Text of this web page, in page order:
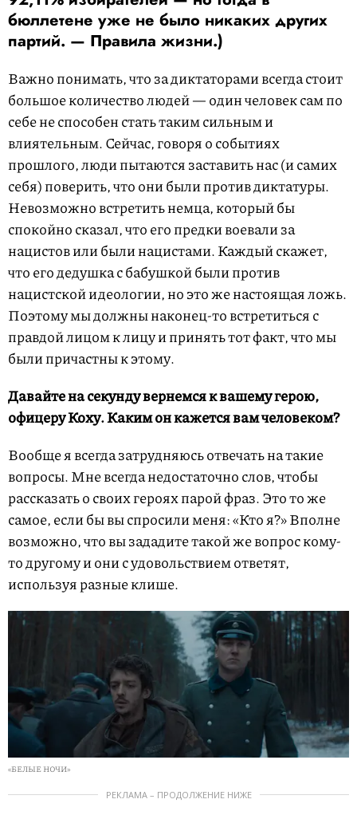
бюллетене уже не было никаких других
партий. — Правила жизни.)
Важно понимать, что за диктаторами всегда стоит
большое количество людей — один человек сам по
себе не способен стать таким сильным и
влиятельным. Сейчас, говоря о событиях
прошлого, люди пытаются заставить нас (и самих
себя) поверить, что они были против диктатуры.
Невозможно встретить немца, который бы
спокойно сказал, что его предки воевали за
нацистов или были нацистами. Каждый скажет,
что его дедушка с бабушкой были против
нацистской идеологии, но это же настоящая ложь.
Поэтому мы должны наконец-то встретиться с
правдой лицом к лицу и принять тот факт, что мы
были причастны к этому.
Давайте на секунду вернемся к вашему герою,
офицеру Коху. Каким он кажется вам человеком?
Вообще я всегда затрудняюсь отвечать на такие
вопросы. Мне всегда недостаточно слов, чтобы
рассказать о своих героях парой фраз. Это то же
самое, если бы вы спросили меня: «Кто я?» Вполне
возможно, что вы зададите такой же вопрос кому-
то другому и они с удовольствием ответят,
используя разные клише.
«БЕЛЫЕ НОЧИ»
РЕКЛАМА – ПРОДОЛЖЕНИЕ НИЖЕ